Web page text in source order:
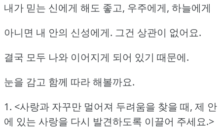
내가 믿는 신에게 해도 좋고, 우주에게, 하늘에게
아니면 내 안의 신성에게. 그건 상관이 없어요.
결국 모두 나와 이어지게 되어 있기 때문에.
눈을 감고 함께 따라 해볼까요.
1. <사랑과 자꾸만 멀어져 두려움을 찾을 때, 제 안
에 있는 사랑을 다시 발견하도록 이끌어 주세요.>